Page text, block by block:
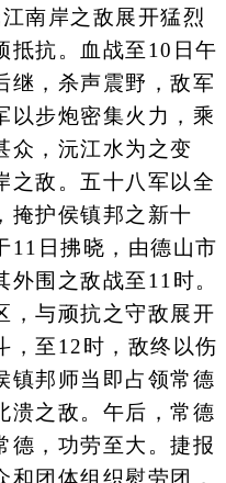
南岸之敌展开猛烈
抵抗。血战至10日午
继，杀声震野，敌军
以步炮密集火力，乘
众，沅江水为之变
之敌。五十八军以全
掩护侯镇邦之新十
11日拂晓，由德山市
围之敌战至11时。
，与顽抗之守敌展开
，至12时，敌终以伤
镇邦师当即占领常德
溃之敌。午后，常德
德，功劳至大。捷报
团体组织慰劳团，